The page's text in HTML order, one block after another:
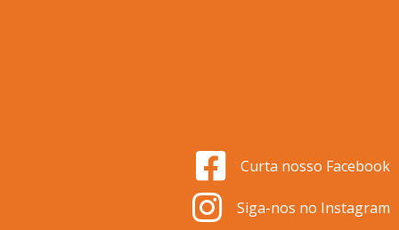
Curta nosso Facebook
Siga-nos no Instagram